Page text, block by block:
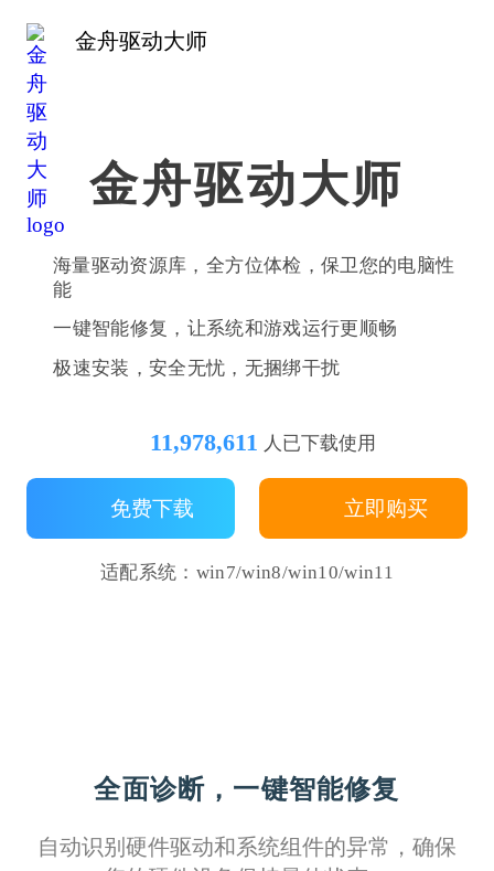
金舟驱动大师
金舟驱动大师
海量驱动资源库，全方位体检，保卫您的电脑性
能
一键智能修复，让系统和游戏运行更顺畅
极速安装，安全无忧，无捆绑干扰
11,978,611 人已下载使用
免费下载 立即购买
适配系统：win7/win8/win10/win11
全面诊断，一键智能修复
自动识别硬件驱动和系统组件的异常，确保